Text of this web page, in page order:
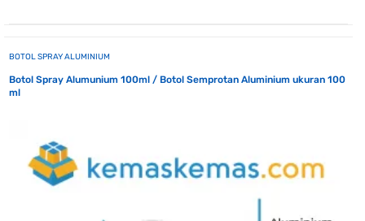
BOTOL SPRAY ALUMINIUM
Botol Spray Alumunium 100ml / Botol Semprotan Aluminium ukuran 100
ml